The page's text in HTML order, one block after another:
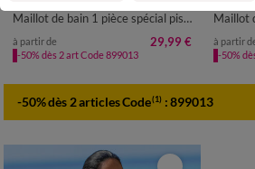
52 54 56
Maillot de bain 1 pièce spécial piscine uni
à partir de 29,99 €
-50% dès 2 art Code 899013
Maillot
à partir
-50%
-50% dès 2 articles Code(1) :899013